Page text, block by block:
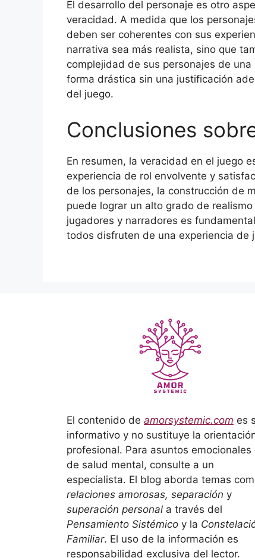
El desarrollo del personaje es otro
veracidad. A medida que los
deben ser coherentes con sus
narrativa sea más realista, sino que
complejidad de sus personajes de
forma drástica sin una justificación
del juego.
Conclusiones
En resumen, la veracidad en el juego
experiencia de rol envolvente y
de los personajes, la construcción de
puede lograr un alto grado de
jugadores y narradores es
todos disfruten de una experiencia de
El contenido de amorsystemic.com es
informativo y no sustituye la
profesional. Para asuntos emocionales
de salud mental, consulte a un
especialista. El blog aborda temas
relaciones amorosas, separación y
superación personal a través del
Pensamiento Sistémico y la
Familiar. El uso de la información es
responsabilidad exclusiva del lector.